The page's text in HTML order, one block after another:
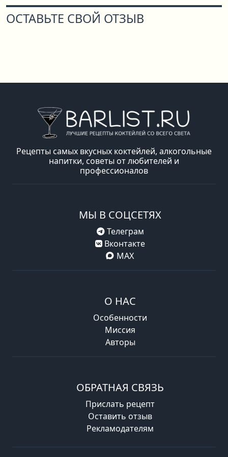
ОСТАВЬТЕ СВОЙ ОТЗЫВ
Рецепты самых вкусных коктейлей, алкогольные
напитки, советы от любителей и
профессионалов
МЫ В СОЦСЕТЯХ
Телеграм
Вконтакте
MAX
О НАС
Особенности
Миссия
Авторы
ОБРАТНАЯ СВЯЗЬ
Прислать рецепт
Оставить отзыв
Рекламодателям